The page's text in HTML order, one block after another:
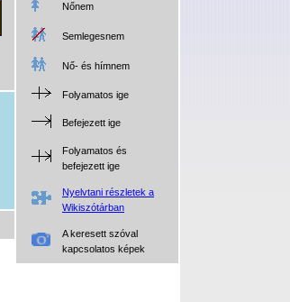
Nőnem
Semlegesnem
Nő- és hímnem
Folyamatos ige
Befejezett ige
Folyamatos és
befejezett ige
Nyelvtani részletek a
Wikiszótárban
A keresett szóval
kapcsolatos képek